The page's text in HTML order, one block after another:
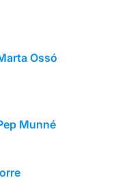
Ossó
Munné